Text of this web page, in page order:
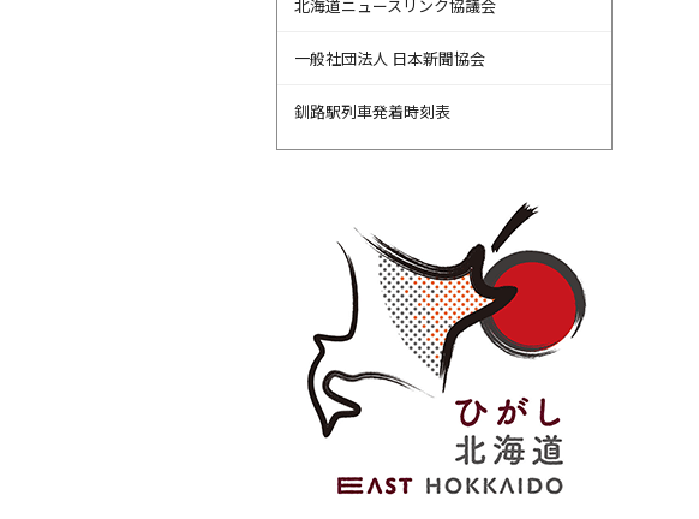
北海道ニュースリンク協議会
一般社団法人 日本新聞協会
釧路駅列車発着時刻表